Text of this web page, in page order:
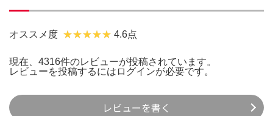
オススメ度 4.6点
現在、4316件のレビューが投稿されています。
レビューを投稿するには ログインが必要です。
レビューを書く